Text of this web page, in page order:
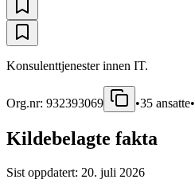
Konsulenttjenester innen IT.
Org.nr: 932393069 •35 ansatte•
Kildebelagte fakta
Sist oppdatert: 20. juli 2026